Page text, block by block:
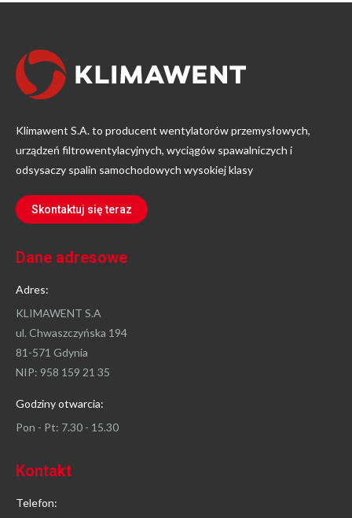
Klimawent S.A. to producent wentylatorów przemysłowych,
urządzeń filtrowentylacyjnych, wyciągów spawalniczych i
odsysaczy spalin samochodowych wysokiej klasy
Skontaktuj się teraz
Dane adresowe
Adres:
KLIMAWENT S.A
ul. Chwaszczyńska 194
81-571 Gdynia
NIP: 958 159 21 35
Godziny otwarcia:
Pon - Pt: 7.30 - 15.30
Kontakt
Telefon: